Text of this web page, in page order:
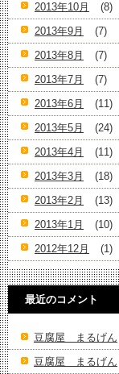
2013年10月
(8)
2013年9月
(7)
2013年8月
(7)
2013年7月
(7)
2013年6月
(11)
2013年5月
(24)
2013年4月
(11)
2013年3月
(18)
2013年2月
(13)
2013年1月
(10)
2012年12月
(1)
最近のコメント
豆腐屋 まるげん
豆腐屋 まるげん